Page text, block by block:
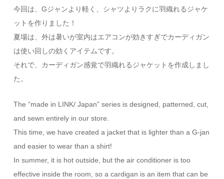
今回は、Gジャンより軽く、シャツよりラクに羽織れるジャケ
ットを作りました！
夏場は、外は暑いが室内はエアコンが効きすぎでカーディガン
は使い回しの効くアイテムです。
それで、カーディガン感覚で羽織れるジャケットを作成しまし
た。
The “made in LINK/ Japan” series is designed, patterned, cut,
and sewn entirely in our store.
This time, we have created a jacket that is lighter than a G-jan
and easier to wear than a shirt!
In summer, it is hot outside, but the air conditioner is too
effective inside the room, so a cardigan is an item that can be